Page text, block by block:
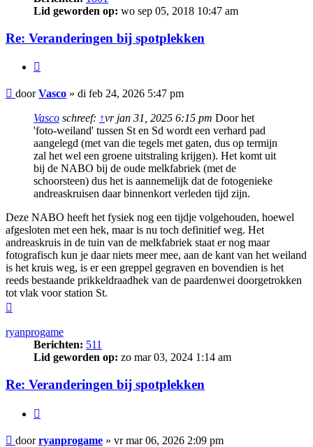
Lid geworden op: wo sep 05, 2018 10:47 am
Re: Veranderingen bij spotplekken
Bericht
doorVasco » di feb 24, 2026 5:47 pm
Vasco schreef: ↑vr jan 31, 2025 6:15 pm Door het
'foto-weiland' tussen St en Sd wordt een verhard pad
aangelegd (met van die tegels met gaten, dus op termijn
zal het wel een groene uitstraling krijgen). Het komt uit
bij de NABO bij de oude melkfabriek (met de
schoorsteen) dus het is aannemelijk dat de fotogenieke
andreaskruisen daar binnenkort verleden tijd zijn.
Deze NABO heeft het fysiek nog een tijdje volgehouden, hoewel
afgesloten met een hek, maar is nu toch definitief weg. Het
andreaskruis in de tuin van de melkfabriek staat er nog maar
fotografisch kun je daar niets meer mee, aan de kant van het weiland
is het kruis weg, is er een greppel gegraven en bovendien is het
reeds bestaande prikkeldraadhek van de paardenwei doorgetrokken
tot vlak voor station St.
ryanprogame
Berichten: 511
Lid geworden op: zo mar 03, 2024 1:14 am
Re: Veranderingen bij spotplekken
Bericht
doorryanprogame » vr mar 06, 2026 2:09 pm